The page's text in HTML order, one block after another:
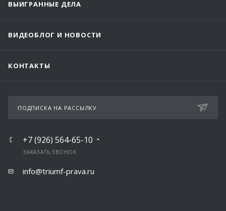
ВЫИГРАННЫЕ ДЕЛА
ВИДЕОБЛОГ И НОВОСТИ
КОНТАКТЫ
ПОДПИСКА НА РАССЫЛКУ
+7 (926) 564-65-10
ЗАКАЗАТЬ ЗВОНОК
info@triumf-prava.ru